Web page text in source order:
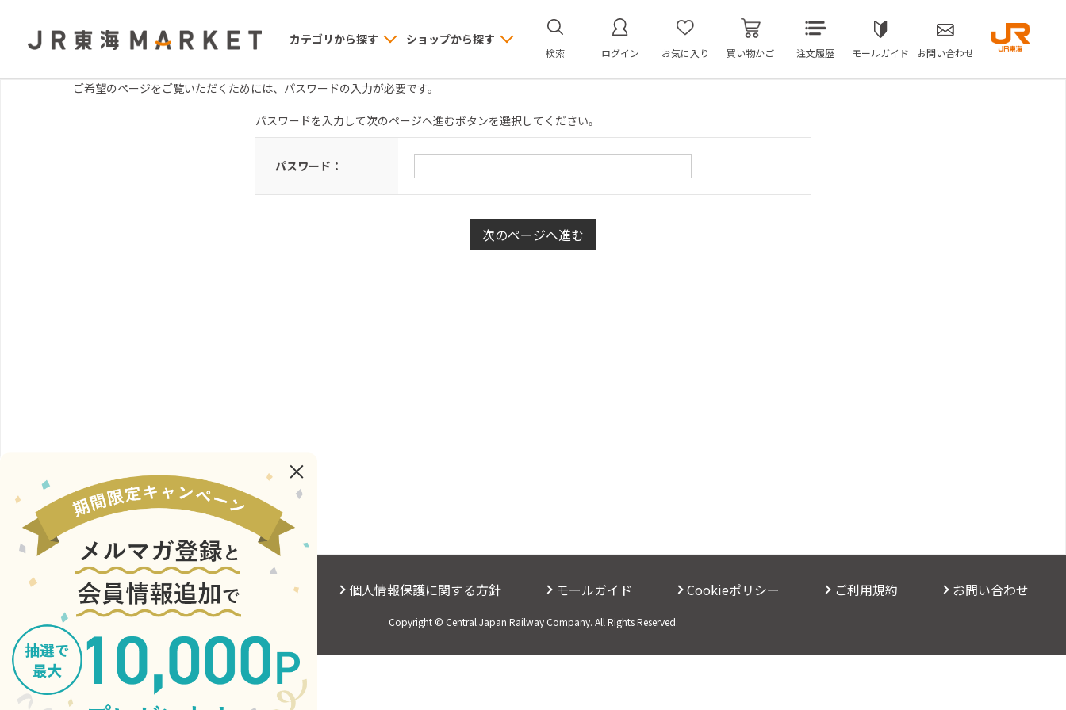
カテゴリから探す ショップから探す
検索 ログイン お気に入り 買い物かご 注文履歴 モールガイド お問い合わせ
ご希望のページをご覧いただくためには、パスワードの入力が必要です。
パスワードを入力して次のページへ進むボタンを選択してください。
パスワード：
会社概要 サイトご利用にあたって 個人情報保護に関する方針 モールガイド Cookieポリシー ご利用規約 お問い合わせ
Copyright © Central Japan Railway Company. All Rights Reserved.